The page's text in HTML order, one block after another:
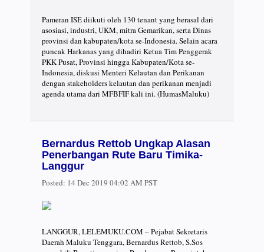
Pameran ISE diikuti oleh 130 tenant yang berasal dari
asosiasi, industri, UKM, mitra Gemarikan, serta Dinas
provinsi dan kabupaten/kota se-Indonesia. Selain acara
puncak Harkanas yang dihadiri Ketua Tim Penggerak
PKK Pusat, Provinsi hingga Kabupaten/Kota se-
Indonesia, diskusi Menteri Kelautan dan Perikanan
dengan stakeholders kelautan dan perikanan menjadi
agenda utama dari MFBFIF kali ini. (HumasMaluku)
Bernardus Rettob Ungkap Alasan
Penerbangan Rute Baru Timika-
Langgur
Posted: 14 Dec 2019 04:02 AM PST
LANGGUR, LELEMUKU.COM – Pejabat Sekretaris
Daerah Maluku Tenggara, Bernardus Rettob, S.Sos